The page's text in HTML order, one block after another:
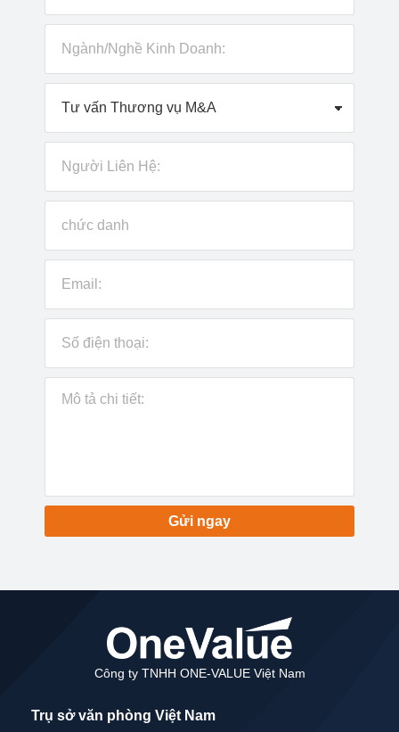
Gửi ngay
Công ty TNHH ONE-VALUE Việt Nam
Trụ sở văn phòng Việt Nam